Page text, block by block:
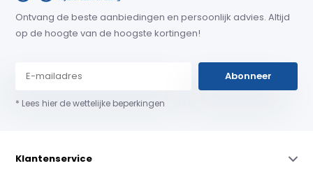
Ontvang de beste aanbiedingen en persoonlijk advies. Altijd
op de hoogte van de hoogste kortingen!
Abonneer
* Lees hier de wettelijke beperkingen
Klantenservice